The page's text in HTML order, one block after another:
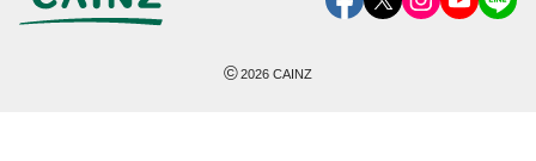
©2026 CAINZ